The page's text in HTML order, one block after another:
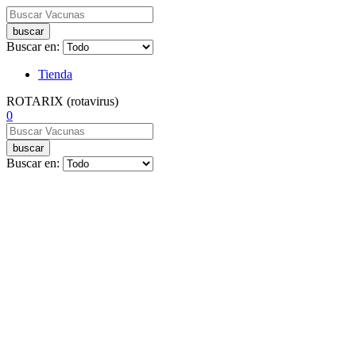
buscar
Buscar en:
Tienda
ROTARIX (rotavirus)
0
buscar
Buscar en: